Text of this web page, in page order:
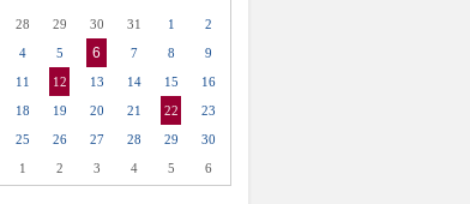
28 29 30 31 1
2
4 5 6 7 8
9
11 12 13 14 15
16
18 19 20 21 22
23
25 26 27 28 29
30
1 2 3 4 5 6